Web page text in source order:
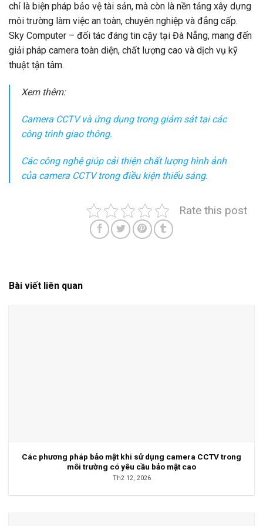
chỉ là biện pháp bảo vệ tài sản, mà còn là nền tảng xây dựng
môi trường làm việc an toàn, chuyên nghiệp và đẳng cấp.
Sky Computer – đối tác đáng tin cậy tại Đà Nẵng, mang đến
giải pháp camera toàn diện, chất lượng cao và dịch vụ kỹ
thuật tận tâm.
Xem thêm:
Camera CCTV và ứng dụng trong giám sát tại các
công trình giao thông.
Các công nghệ giúp cải thiện chất lượng hình ảnh
của camera CCTV trong điều kiện thiếu sáng.
Rate this post
Bài viết liên quan
Các phương pháp bảo mật khi sử dụng camera CCTV trong
môi trường có yêu cầu bảo mật cao
Th2 12, 2026